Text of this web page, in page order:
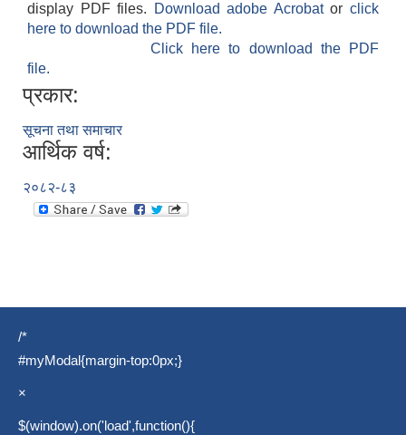
display PDF files.
Download adobe Acrobatorclick
here to download the PDF file.
Click here to download the PDF
file.
प्रकार:
सूचना तथा समाचार
आर्थिक वर्ष:
२०८२-८३
/*
#myModal{margin-top:0px;}
×
$(window).on('load',function(){